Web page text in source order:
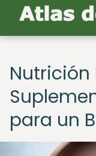
Nutrición
para un